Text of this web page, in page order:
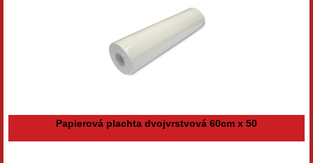
Papierová plachta dvojvrstvová 60cm x 50